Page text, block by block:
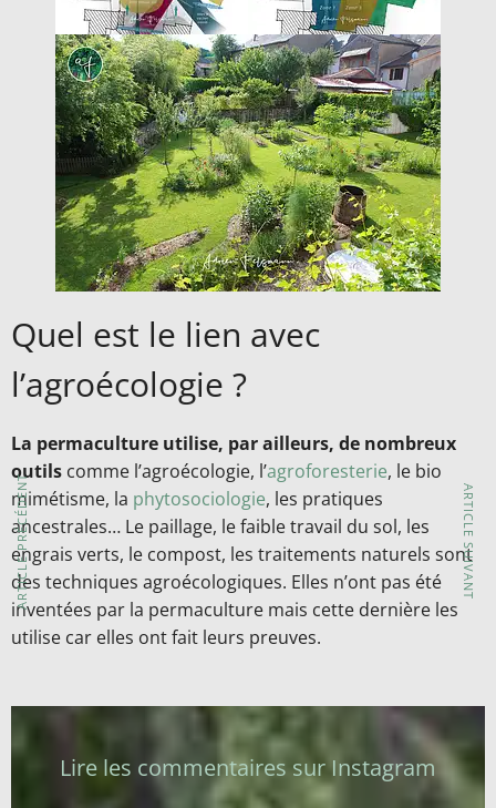
Quel est le lien avec
l’agroécologie ?
La permaculture utilise, par ailleurs, de nombreux
outils comme l’agroécologie, l’agroforesterie, le bio
mimétisme, la phytosociologie, les pratiques
ancestrales… Le paillage, le faible travail du sol, les
engrais verts, le compost, les traitements naturels sont
des techniques agroécologiques. Elles n’ont pas été
inventées par la permaculture mais cette dernière les
utilise car elles ont fait leurs preuves.
Lire les commentaires sur Instagram
ARTICLE PRÉCÉDENT ARTICLE SUIVANT